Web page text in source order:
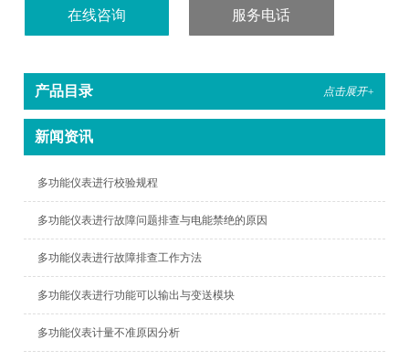
在线咨询 服务电话
产品目录 点击展开+
新闻资讯
多功能仪表进行校验规程
多功能仪表进行故障问题排查与电能禁绝的原因
多功能仪表进行故障排查工作方法
多功能仪表进行功能可以输出与变送模块
多功能仪表计量不准原因分析